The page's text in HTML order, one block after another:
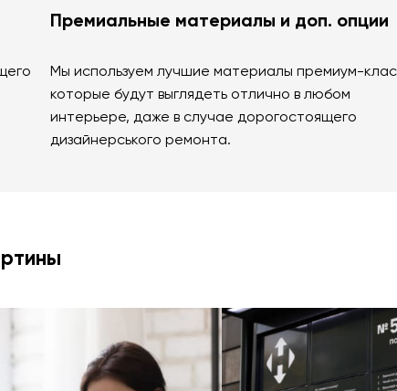
Премиальные материалы и доп. опции
Мы используем лучшие материалы премиум-
которые будут выглядеть отлично в любом
интерьере, даже в случае дорогостоящего
дизайнерського ремонта.